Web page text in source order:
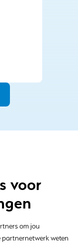
voor
om jou
partnernetwerk weten